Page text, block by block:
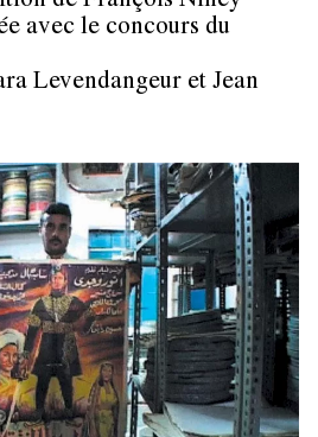
avec le concours du
Levendangeur et Jean